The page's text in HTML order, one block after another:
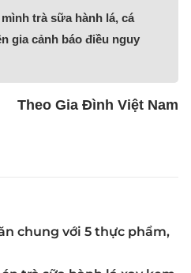
trà sữa hành lá, cá
gia cảnh báo điều nguy
Theo Gia Đình Việt Nam
chung với 5 thực phẩm,